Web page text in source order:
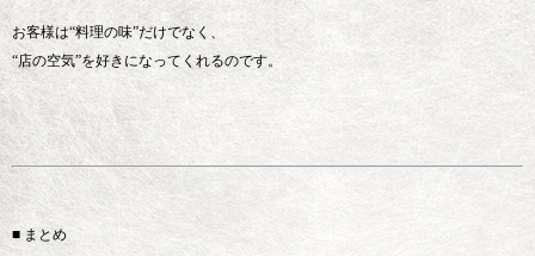
お客様は“料理の味”だけでなく、
“店の空気”を好きになってくれるのです。
■ まとめ